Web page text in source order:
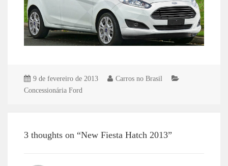
9 de fevereiro de 2013
Carros no Brasil
Concessionária Ford
3 thoughts on “New Fiesta Hatch 2013”